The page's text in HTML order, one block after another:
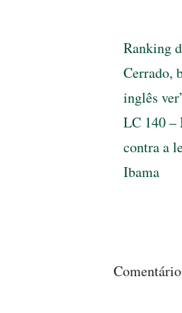
Ranking
Cerrado,
inglês
LC 140 –
contra a
Ibama